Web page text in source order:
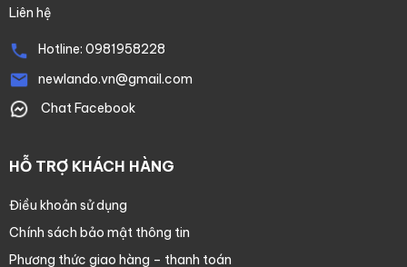
Liên hệ
Hotline: 0981958228
newlando.vn@gmail.com
Chat Facebook
HỖ TRỢ KHÁCH HÀNG
Điều khoản sử dụng
Chính sách bảo mật thông tin
Phương thức giao hàng – thanh toán